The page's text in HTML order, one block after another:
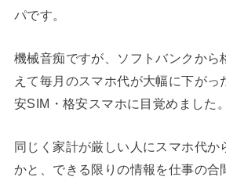
パです。
機械音痴ですが、ソフトバンクから
えて毎月のスマホ代が大幅に下がっ
安SIM・格安スマホに目覚めました。
同じく家計が厳しい人にスマホ代か
かと、できる限りの情報を仕事の合